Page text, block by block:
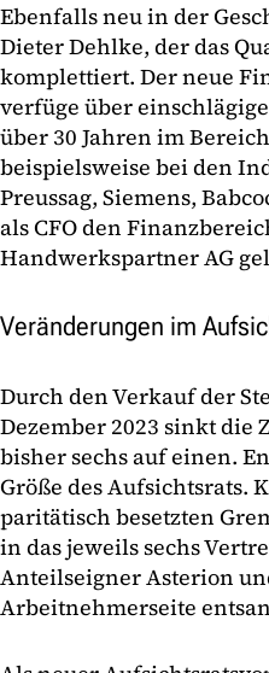
Ebenfalls neu in der
Dieter Dehlke, der das
komplettiert. Der neue
verfüge über
über 30 Jahren im
beispielsweise bei den
Preussag, Siemens,
als CFO den
Handwerkspartner AG
Veränderungen im
Durch den Verkauf der
Dezember 2023 sinkt die
bisher sechs auf einen.
Größe des Aufsichtsrats.
paritätisch besetzten
in das jeweils sechs
Anteilseigner Asterion
Arbeitnehmerseite